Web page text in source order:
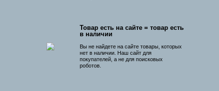
Товар есть на сайте = товар есть
в наличии
Вы не найдете на сайте товары, которых
нет в наличии. Наш сайт для
покупателей, а не для поисковых
роботов.